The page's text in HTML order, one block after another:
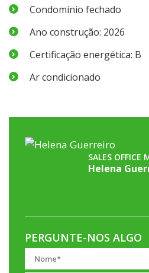
Condomínio fechado
Ano construção: 2026
Certificação energética: B
Ar condicionado
SALES OFFICE
Helena
PERGUNTE-NOS ALGO